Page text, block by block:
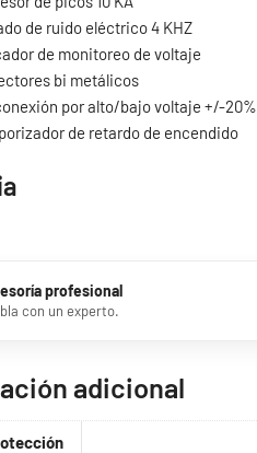
de ruido eléctrico 4 KHZ
de monitoreo de voltaje
bi metálicos
por alto/bajo voltaje +/-20%
de retardo de encendido
profesional
con un experto.
adicional